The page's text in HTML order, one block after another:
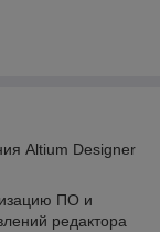
Altium Designer
ПО и
редактора